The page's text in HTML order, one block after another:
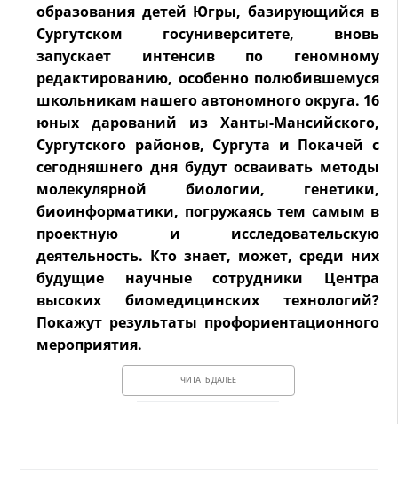
образования детей Югры, базирующийся в
Сургутском госуниверситете, вновь
запускает интенсив по геномному
редактированию, особенно полюбившемуся
школьникам нашего автономного округа. 16
юных дарований из Ханты-Мансийского,
Сургутского районов, Сургута и Покачей с
сегодняшнего дня будут осваивать методы
молекулярной биологии, генетики,
биоинформатики, погружаясь тем самым в
проектную и исследовательскую
деятельность. Кто знает, может, среди них
будущие научные сотрудники Центра
высоких биомедицинских технологий?
Покажут результаты профориентационного
мероприятия.
ЧИТАТЬ ДАЛЕЕ